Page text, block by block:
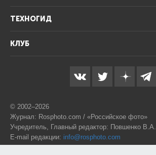
ТЕХНОГИД
КЛУБ
© 2002–2026
Журнал: Rosphoto.com / «Российское фото»
Учредитель, Главный редактор: Повшенко В.А.
E-mail редакции: info@rosphoto.com